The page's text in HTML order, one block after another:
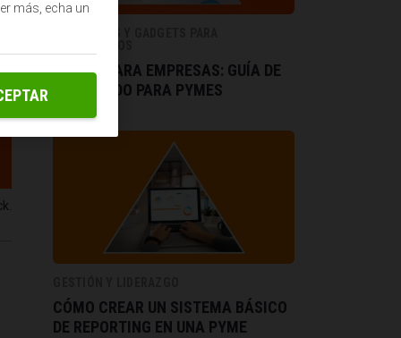
TIKTOK PARA EMPRESAS: GUÍA DE
CONTENIDO PARA PYMES
CÓMO CREAR UN SISTEMA BÁSICO
DE REPORTING EN UNA PYME
más, echa un